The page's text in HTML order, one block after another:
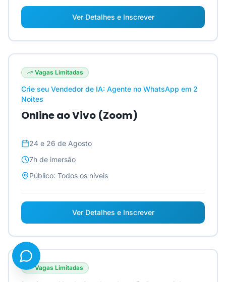
Ver Detalhes e Inscrever
Vagas Limitadas
Crie seu Vendedor de IA: Agente no WhatsApp em 2
Noites
Online ao Vivo (Zoom)
24 e 26 de Agosto
7h de imersão
Público: Todos os níveis
Ver Detalhes e Inscrever
Vagas Limitadas